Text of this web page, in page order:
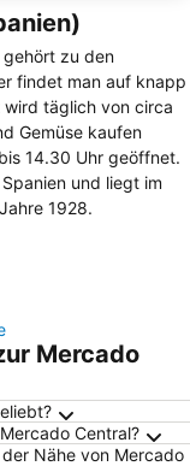
gehört zu den
findet man auf knapp
täglich von circa
Gemüse kaufen
14.30 Uhr geöffnet.
und liegt im
1928.
Mercado
Central?
Nähe von Mercado